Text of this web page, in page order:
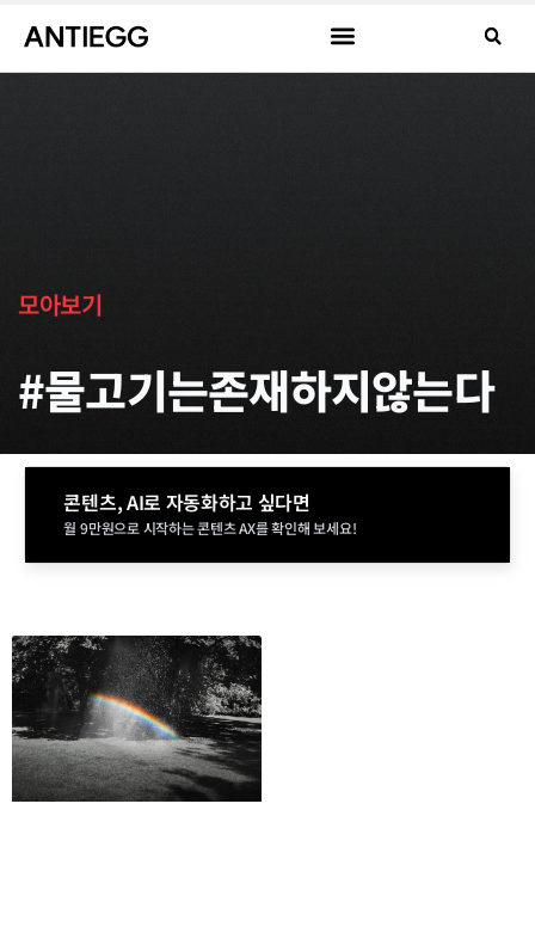
모아보기
#물고기는존재하지않는다
콘텐츠, AI로 자동화하고 싶다면
월 9만원으로 시작하는 콘텐츠 AX를 확인해 보세요!